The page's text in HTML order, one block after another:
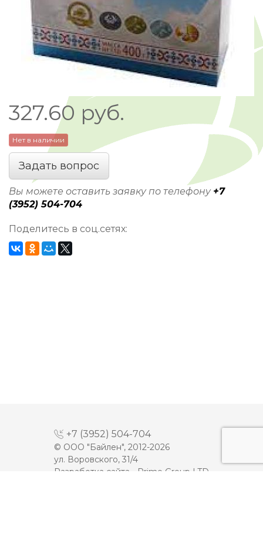
327.60 руб.
Нет в наличии
Задать вопрос
Вы можете оставить заявку по телефону +7
(3952) 504-704
Поделитесь в соц.сетях:
+7 (3952) 504-704
© ООО "Байлен", 2012-2026
ул. Воровского, 31/4
Разработка сайта -
Prime Group LTD